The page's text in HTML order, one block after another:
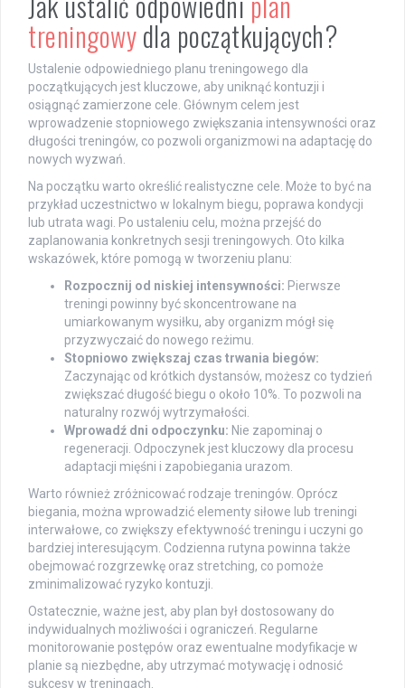
treningowydla początkujących?
Ustalenie odpowiedniego planu treningowego dla
początkujących jest kluczowe, aby uniknąć kontuzji i
osiągnąć zamierzone cele. Głównym celem jest
wprowadzenie stopniowego zwiększania intensywności oraz
długości treningów, co pozwoli organizmowi na adaptację do
nowych wyzwań.
Na początku warto określić realistyczne cele. Może to być na
przykład uczestnictwo w lokalnym biegu, poprawa kondycji
lub utrata wagi. Po ustaleniu celu, można przejść do
zaplanowania konkretnych sesji treningowych. Oto kilka
wskazówek, które pomogą w tworzeniu planu:
Rozpocznij od niskiej intensywności: Pierwsze
treningi powinny być skoncentrowane na
umiarkowanym wysiłku, aby organizm mógł się
przyzwyczaić do nowego reżimu.
Stopniowo zwiększaj czas trwania biegów:
Zaczynając od krótkich dystansów, możesz co tydzień
zwiększać długość biegu o około 10%. To pozwoli na
naturalny rozwój wytrzymałości.
Wprowadź dni odpoczynku: Nie zapominaj o
regeneracji. Odpoczynek jest kluczowy dla procesu
adaptacji mięśni i zapobiegania urazom.
Warto również zróżnicować rodzaje treningów. Oprócz
biegania, można wprowadzić elementy siłowe lub treningi
interwałowe, co zwiększy efektywność treningu i uczyni go
bardziej interesującym. Codzienna rutyna powinna także
obejmować rozgrzewkę oraz stretching, co pomoże
zminimalizować ryzyko kontuzji.
Ostatecznie, ważne jest, aby plan był dostosowany do
indywidualnych możliwości i ograniczeń. Regularne
monitorowanie postępów oraz ewentualne modyfikacje w
planie są niezbędne, aby utrzymać motywację i odnosić
sukcesy w treningach.